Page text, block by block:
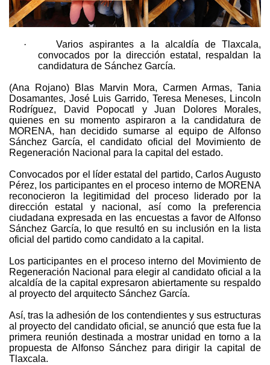
·
Varios aspirantes a la alcaldía de Tlaxcala,
convocados por la dirección estatal, respaldan la
candidatura de Sánchez García.
(Ana Rojano) Blas Marvin Mora, Carmen Armas, Tania
Dosamantes, José Luis Garrido, Teresa Meneses, Lincoln
Rodríguez, David Popocatl y Juan Dolores Morales,
quienes en su momento aspiraron a la candidatura de
MORENA, han decidido sumarse al equipo de Alfonso
Sánchez García, el candidato oficial del Movimiento de
Regeneración Nacional para la capital del estado.
Convocados por el líder estatal del partido, Carlos Augusto
Pérez, los participantes en el proceso interno de MORENA
reconocieron la legitimidad del proceso liderado por la
dirección estatal y nacional, así como la preferencia
ciudadana expresada en las encuestas a favor de Alfonso
Sánchez García, lo que resultó en su inclusión en la lista
oficial del partido como candidato a la capital.
Los participantes en el proceso interno del Movimiento de
Regeneración Nacional para elegir al candidato oficial a la
alcaldía de la capital expresaron abiertamente su respaldo
al proyecto del arquitecto Sánchez García.
Así, tras la adhesión de los contendientes y sus estructuras
al proyecto del candidato oficial, se anunció que esta fue la
primera reunión destinada a mostrar unidad en torno a la
propuesta de Alfonso Sánchez para dirigir la capital de
Tlaxcala.